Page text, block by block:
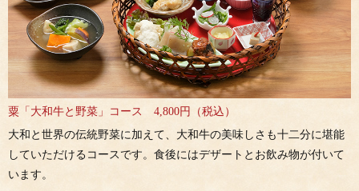
粟「大和牛と野菜」コース 4,800円（税込）
大和と世界の伝統野菜に加えて、大和牛の美味しさも十二分に堪能
していただけるコースです。食後にはデザートとお飲み物が付いて
います。